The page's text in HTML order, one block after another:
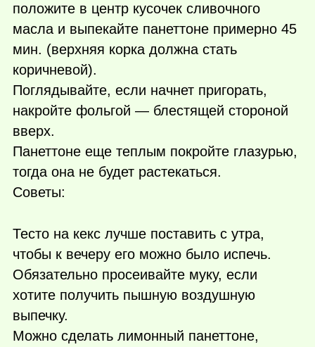
положите в центр кусочек сливочного
масла и выпекайте панеттоне примерно 45
мин. (верхняя корка должна стать
коричневой).
Поглядывайте, если начнет пригорать,
накройте фольгой — блестящей стороной
вверх.
Панеттоне еще теплым покройте глазурью,
тогда она не будет растекаться.
Советы:
Тесто на кекс лучше поставить с утра,
чтобы к вечеру его можно было испечь.
Обязательно просеивайте муку, если
хотите получить пышную воздушную
выпечку.
Можно сделать лимонный панеттоне,